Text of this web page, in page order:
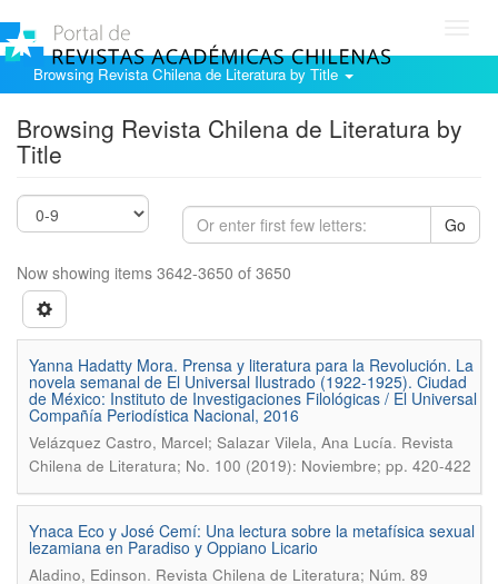
Browsing Revista Chilena de Literatura by Title
Browsing Revista Chilena de Literatura by
Title
Go
Now showing items 3642-3650 of 3650
Yanna Hadatty Mora. Prensa y literatura para la Revolución. La
novela semanal de El Universal Ilustrado (1922-1925). Ciudad
de México: Instituto de Investigaciones Filológicas / El Universal
Compañía Periodística Nacional, 2016
Velázquez Castro, Marcel; Salazar Vilela, Ana Lucía. Revista
Chilena de Literatura; No. 100 (2019): Noviembre; pp. 420-422
Ynaca Eco y José Cemí: Una lectura sobre la metafísica sexual
lezamiana en Paradiso y Oppiano Licario
Aladino, Edinson. Revista Chilena de Literatura; Núm. 89